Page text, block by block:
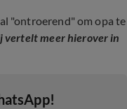
"ontroerend" om opa te
vertelt meer hierover in